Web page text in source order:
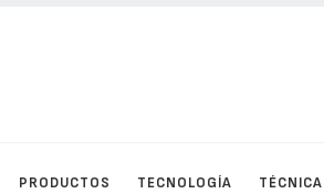
PRODUCTOS TECNOLOGÍA TÉCNICA